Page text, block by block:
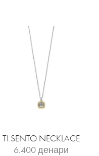
TI SENTO NECKLACE
6.400денари